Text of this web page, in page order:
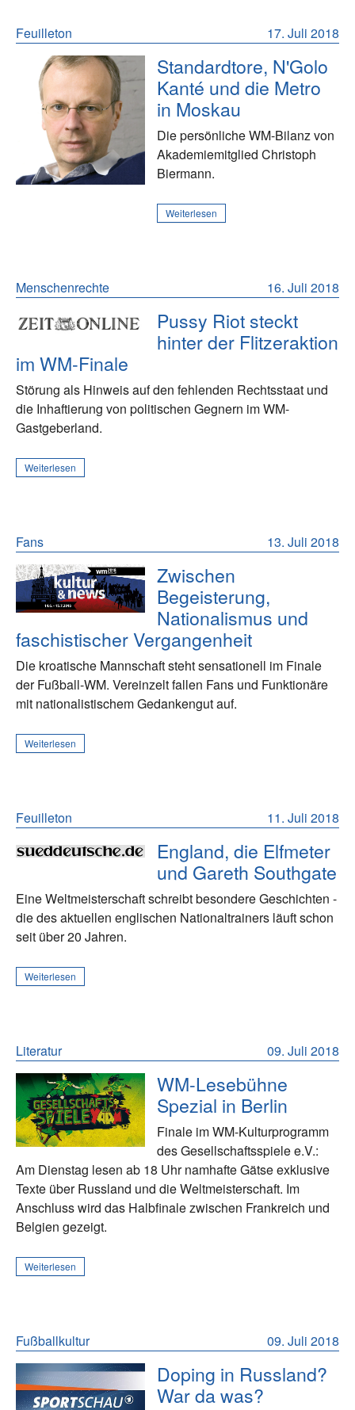
17. Juli 2018
Feuilleton
Standardtore, N'Golo
Kanté und die Metro
in Moskau
Die persönliche WM-Bilanz von
Akademiemitglied Christoph
Biermann.
Weiterlesen
16. Juli 2018
Menschenrechte
Pussy Riot steckt
hinter der Flitzeraktion
im WM-Finale
Störung als Hinweis auf den fehlenden Rechtsstaat und
die Inhaftierung von politischen Gegnern im WM-
Gastgeberland.
Weiterlesen
13. Juli 2018
Fans
Zwischen
Begeisterung,
Nationalismus und
faschistischer Vergangenheit
Die kroatische Mannschaft steht sensationell im Finale
der Fußball-WM. Vereinzelt fallen Fans und Funktionäre
mit nationalistischem Gedankengut auf.
Weiterlesen
11. Juli 2018
Feuilleton
England, die Elfmeter
und Gareth Southgate
Eine Weltmeisterschaft schreibt besondere Geschichten -
die des aktuellen englischen Nationaltrainers läuft schon
seit über 20 Jahren.
Weiterlesen
09. Juli 2018
Literatur
WM-Lesebühne
Spezial in Berlin
Finale im WM-Kulturprogramm
des Gesellschaftsspiele e.V.:
Am Dienstag lesen ab 18 Uhr namhafte Gätse exklusive
Texte über Russland und die Weltmeisterschaft. Im
Anschluss wird das Halbfinale zwischen Frankreich und
Belgien gezeigt.
Weiterlesen
09. Juli 2018
Fußballkultur
Doping in Russland?
War da was?